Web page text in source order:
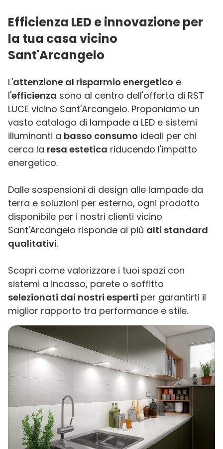
Efficienza LED e innovazione per
la tua casa vicino
Sant'Arcangelo
L'attenzione al risparmio energetico e
l'efficienza sono al centro dell'offerta di RST
LUCE vicino Sant'Arcangelo. Proponiamo un
vasto catalogo di lampade a LED e sistemi
illuminanti a basso consumo ideali per chi
cerca la resa estetica riducendo l'impatto
energetico.
Dalle sospensioni di design alle lampade da
terra e soluzioni per esterno, ogni prodotto
disponibile per i nostri clienti vicino
Sant'Arcangelo risponde ai più alti standard
qualitativi.
Scopri come valorizzare i tuoi spazi con
sistemi a incasso, parete o soffitto
selezionati dai nostri esperti per garantirti il
miglior rapporto tra performance e stile.